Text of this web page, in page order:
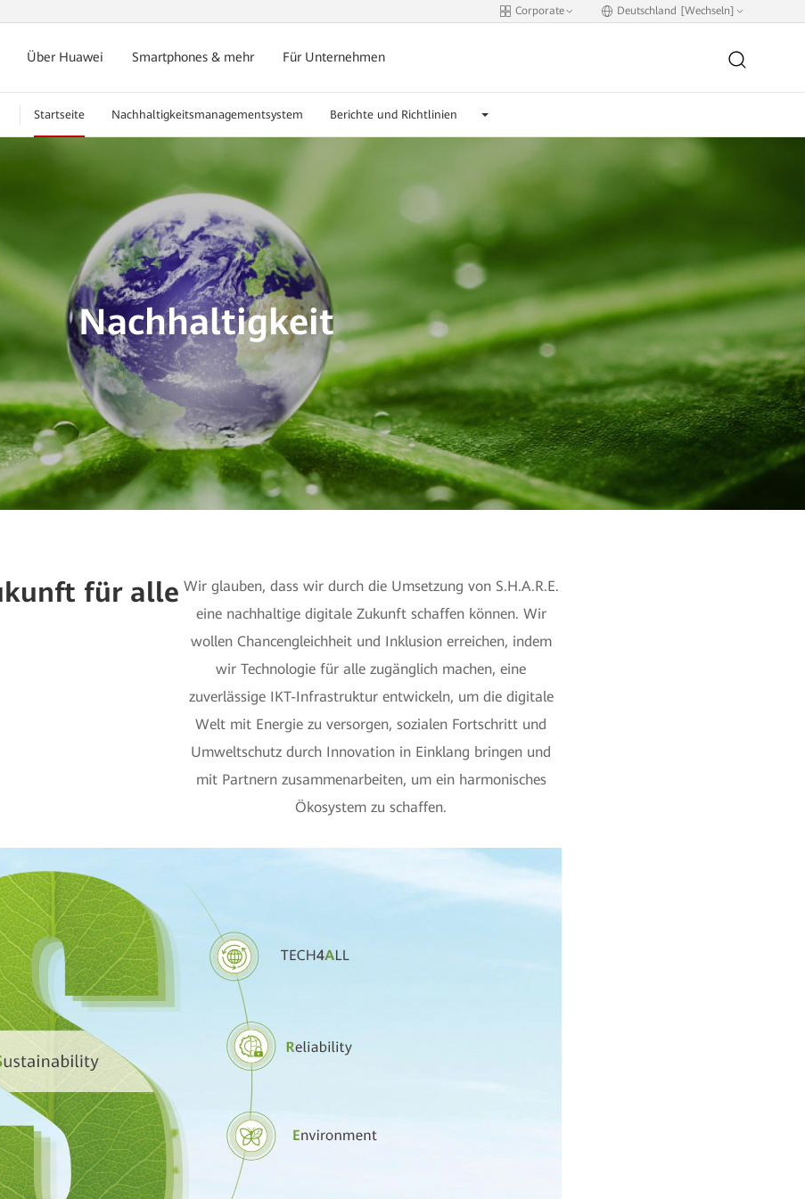
Corporate Deutschland [Wechseln]
Über Huawei Smartphones & mehr Für Unternehmen
Startseite Nachhaltigkeitsmanagementsystem Berichte und Richtlinien
Nachhaltigkeit
für alle Wir glauben, dass wir durch die Umsetzung von S.H.A.R.E.
eine nachhaltige digitale Zukunft schaffen können. Wir
wollen Chancengleichheit und Inklusion erreichen, indem
wir Technologie für alle zugänglich machen, eine
zuverlässige IKT-Infrastruktur entwickeln, um die digitale
Welt mit Energie zu versorgen, sozialen Fortschritt und
Umweltschutz durch Innovation in Einklang bringen und
mit Partnern zusammenarbeiten, um ein harmonisches
Ökosystem zu schaffen.